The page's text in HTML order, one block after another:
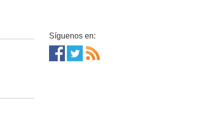
Síguenos en: